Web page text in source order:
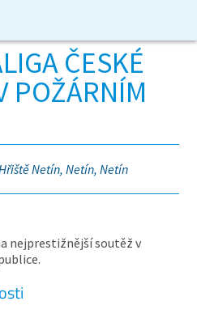
ČESKÉ
POŽÁRNÍM
Netín, Netín, Netín
nejprestižnější soutěž v